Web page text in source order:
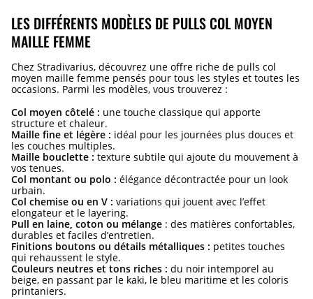
LES DIFFÉRENTS MODÈLES DE PULLS COL MOYEN
MAILLE FEMME
Chez Stradivarius, découvrez une offre riche de pulls col
moyen maille femme pensés pour tous les styles et toutes les
occasions. Parmi les modèles, vous trouverez :
Col moyen côtelé : une touche classique qui apporte
structure et chaleur.
Maille fine et légère : idéal pour les journées plus douces et
les couches multiples.
Maille bouclette : texture subtile qui ajoute du mouvement à
vos tenues.
Col montant ou polo : élégance décontractée pour un look
urbain.
Col chemise ou en V : variations qui jouent avec l’effet
elongateur et le layering.
Pull en laine, coton ou mélange : des matières confortables,
durables et faciles d’entretien.
Finitions boutons ou détails métalliques : petites touches
qui rehaussent le style.
Couleurs neutres et tons riches : du noir intemporel au
beige, en passant par le kaki, le bleu maritime et les coloris
printaniers.